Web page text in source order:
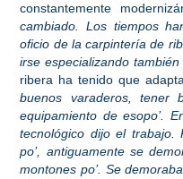
constantemente
cambiado. Los tiempos
oficio de la carpintería de
irse especializando también
ribera ha tenido que
buenos varaderos, tener
equipamiento de esopo’.
tecnológico dijo el trabajo.
po’, antiguamente se
montones po’. Se